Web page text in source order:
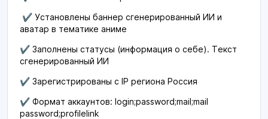
✔️ Установлены баннер сгенерированный ИИ и
аватар в тематике аниме
✔️ Заполнены статусы (информация о себе). Текст
сгенерированный ИИ
✔️ Зарегистрированы с IP региона Россия
✔️ Формат аккаунтов: login;password;mail;mail
password;profilelink